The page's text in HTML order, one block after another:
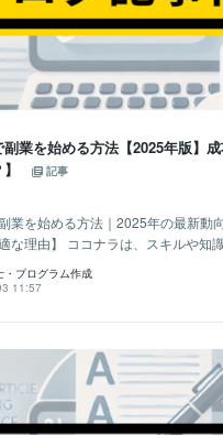
副業を始める方法【2025年版】
記事
業を始める方法｜2025年の最新動
な理由】 ココナラは、スキルや知
・プログラム作成
11:57